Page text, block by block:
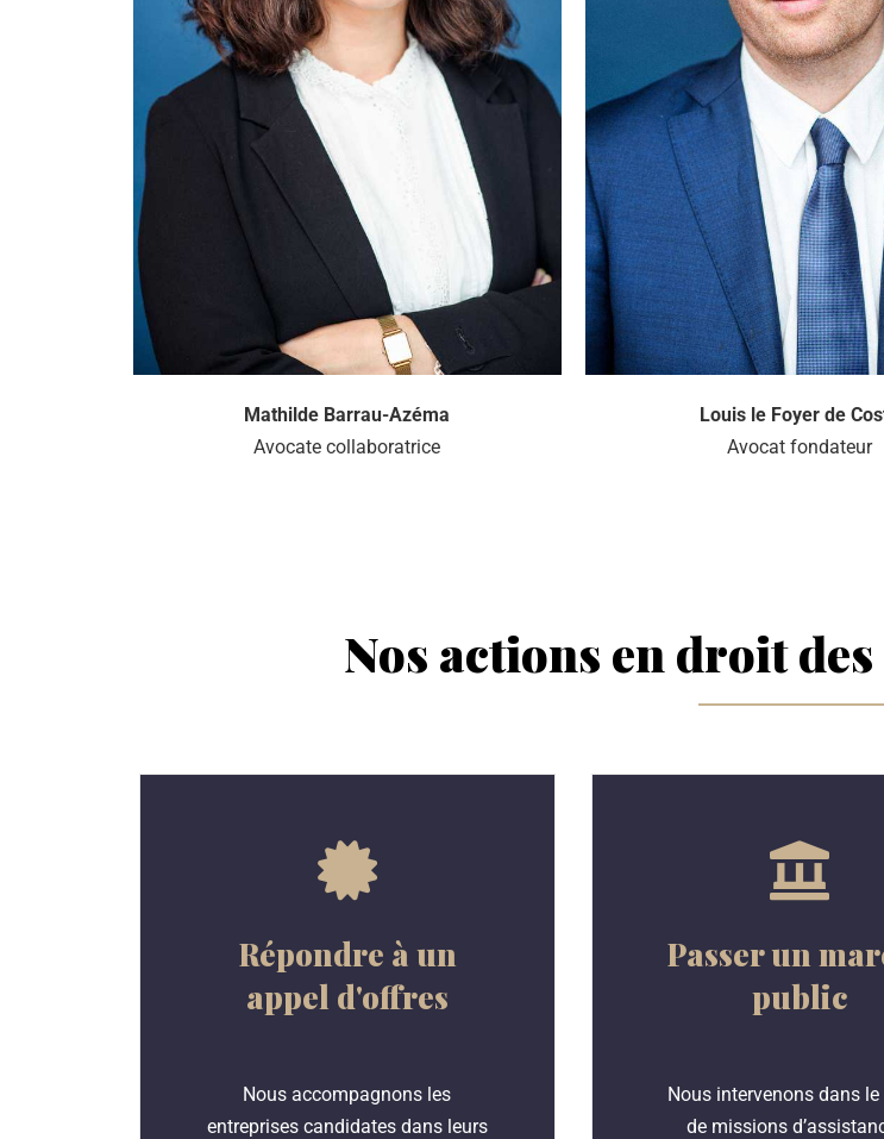
Mathilde Barrau-Azéma
Avocate collaboratrice
Louis le Foyer de
Avocat fondateur
Nos actions en droit
Répondre à un
appel d'offres
Nous accompagnons les
entreprises candidates dans leurs
Passer un
public
Nous intervenons dans le
de missions